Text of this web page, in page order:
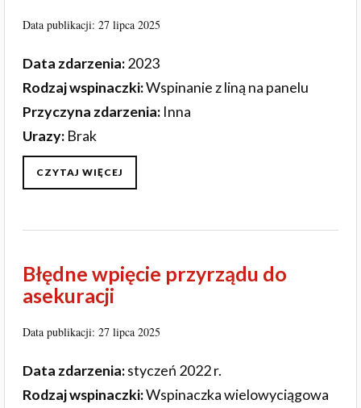
Data publikacji: 27 lipca 2025
Data zdarzenia:2023
Rodzaj wspinaczki:Wspinanie z liną na panelu
Przyczyna zdarzenia:Inna
Urazy:Brak
CZYTAJ WIĘCEJ
Błędne wpięcie przyrządu do
asekuracji
Data publikacji: 27 lipca 2025
Data zdarzenia:styczeń 2022 r.
Rodzaj wspinaczki:Wspinaczka wielowyciągowa